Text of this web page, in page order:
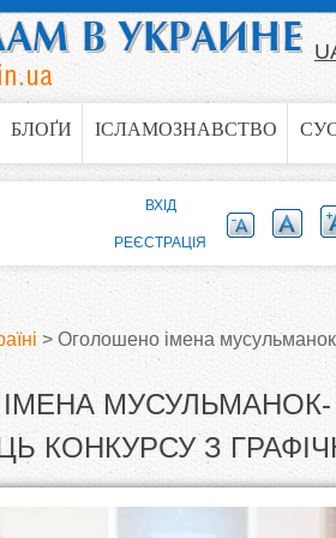
to navigation
БЛОҐИ ІСЛАМОЗНАВСТВО
> Оголошено імена
МУСУЛЬМАНОК-
КОНКУРСУ З
ВХІД
РЕЄСТРАЦІЯ